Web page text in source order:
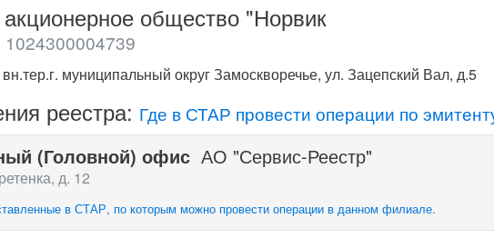
общество "Норвик
муниципальный округ Замоскворечье, ул. Зацепский Вал, д.5
реестра: Где в СТАР провести операции по
(Головной) офис АО "Сервис-Реестр"
д. 12
в СТАР, по которым можно провести операции в данном филиале.